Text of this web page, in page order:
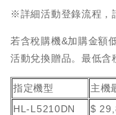
※詳細活動登錄流程，
若含稅購機&加購金額
活動兌換贈品。最低含
指定機型
主機
HL-L5210DN
$